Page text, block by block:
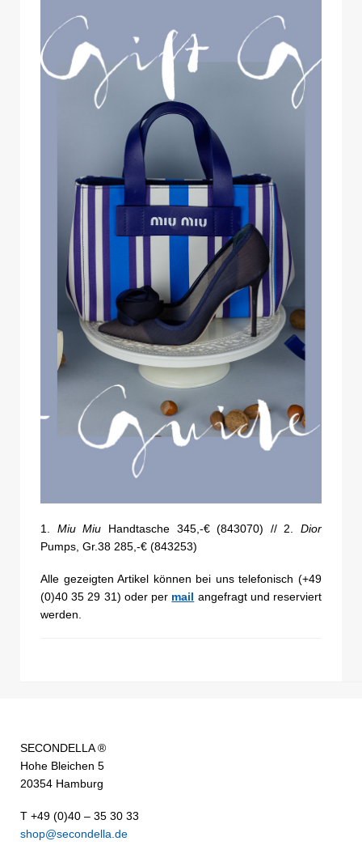
1. Miu Miu Handtasche 345,-€ (843070) // 2. Dior
Pumps, Gr.38 285,-€ (843253)
Alle gezeigten Artikel können bei uns telefonisch (+49
(0)40 35 29 31) oder per mail angefragt und reserviert
werden.
SECONDELLA ®
Hohe Bleichen 5
20354 Hamburg
T +49 (0)40 – 35 30 33
shop@secondella.de